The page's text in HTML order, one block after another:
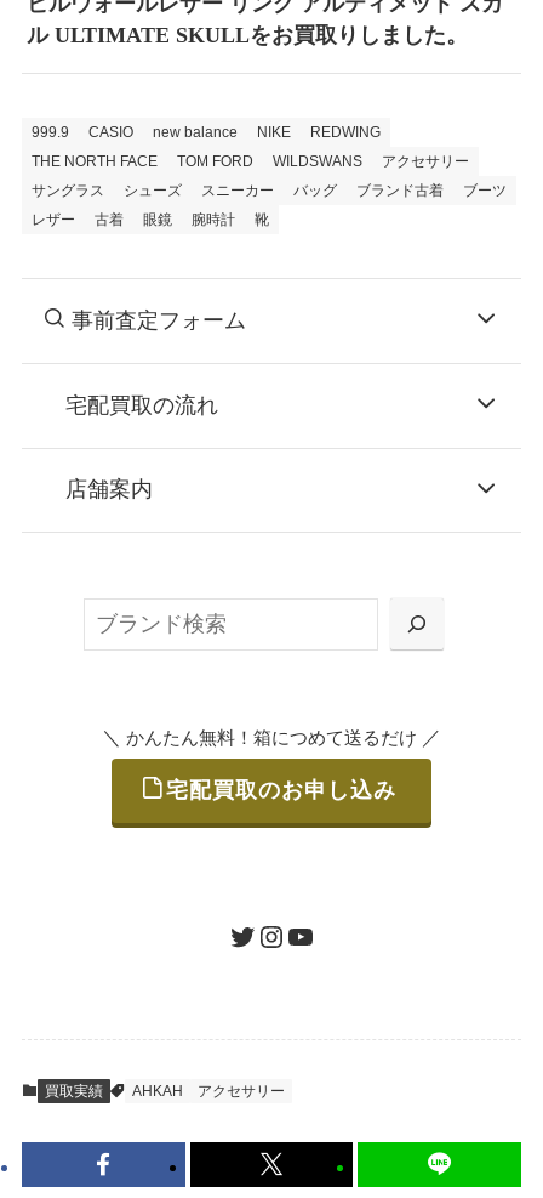
ル ULTIMATE SKULLをお買取りしました。
999.9 CASIO new balance NIKE
REDWING
THE NORTH FACE
TOM FORD WILDSWANS
アクセサリー
サングラス
シューズ スニーカー バッグ ブランド古着
ブーツ
レザー
古着 眼鏡 腕時計 靴
事前査定フォーム
宅配買取の流れ
お申込み
または梱包材不要の「集荷申込」からお選び
ご発送
査定結果のご承認 / 入金
到着即日に査定いたします。買取金額にご納
得いただければ、最短即日の入金が可能で
店舗案内
＼ かんたん無料！箱につめて送るだけ ／
宅配買取のお申し込み
ツイッターインスタグラムユーチューブ
買取実績 AHKAH アクセサリー